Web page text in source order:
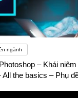
ngành
– Khái
All the basics – Phụ